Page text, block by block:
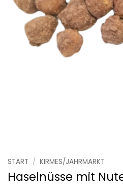
START / KIRMES/JAHRMARKT
Haselnüsse mit